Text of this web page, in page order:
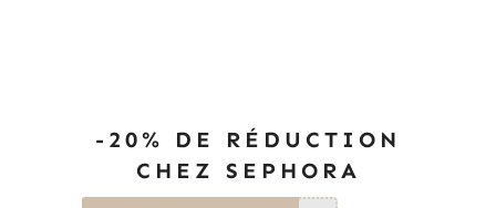
-20% DE RÉDUCTION
CHEZ SEPHORA